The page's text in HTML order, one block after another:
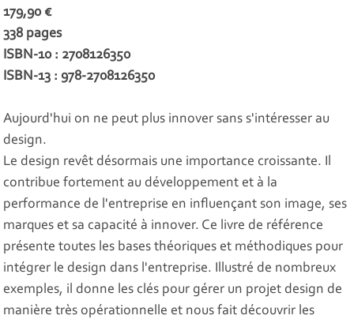
179,90 €
338 pages
ISBN-10 : 2708126350
ISBN-13 : 978-2708126350
Aujourd'hui on ne peut plus innover sans s'intéresser au
design.
Le design revêt désormais une importance croissante. Il
contribue fortement au développement et à la
performance de l'entreprise en influençant son image, ses
marques et sa capacité à innover. Ce livre de référence
présente toutes les bases théoriques et méthodiques pour
intégrer le design dans l'entreprise. Illustré de nombreux
exemples, il donne les clés pour gérer un projet design de
manière très opérationnelle et nous fait découvrir les